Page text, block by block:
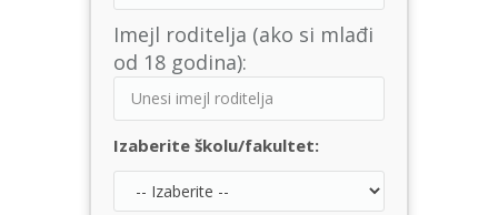
Imejl roditelja (ako si mlađi
od 18 godina):
Izaberite školu/fakultet: